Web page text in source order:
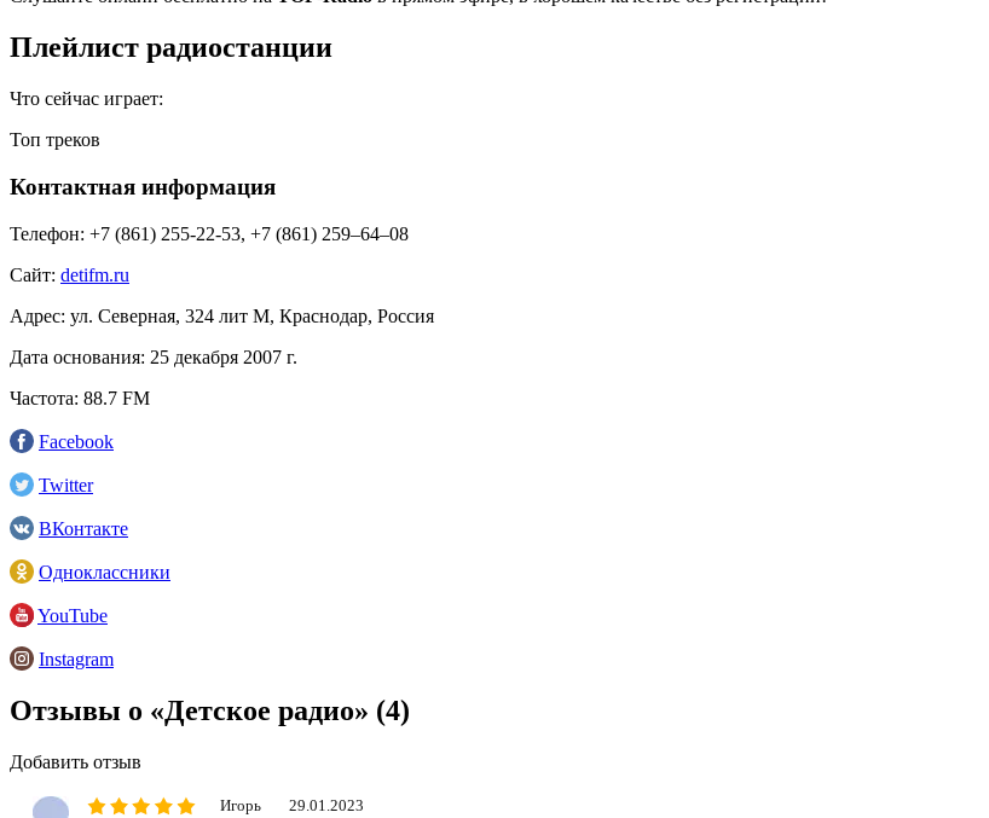
Плейлист радиостанции
Что сейчас играет:
Топ треков
Контактная информация
Телефон: +7 (861) 255-22-53, +7 (861) 259–64–08
Сайт: detifm.ru
Адрес: ул. Северная, 324 лит М, Краснодар, Россия
Дата основания: 25 декабря 2007 г.
Частота: 88.7 FM
Facebook
Twitter
ВКонтакте
Одноклассники
YouTube
Instagram
Отзывы о «Детское радио» (4)
Добавить отзыв
Игорь 29.01.2023